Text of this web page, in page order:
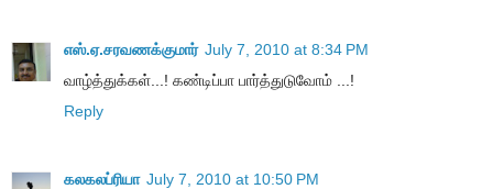
எஸ்.ஏ.சரவணக்குமார் July 7, 2010 at 8:34 PM
வாழ்த்துக்கள்...! கண்டிப்பா பார்த்துடுவோம் ...!
Reply
கலகலப்ரியா July 7, 2010 at 10:50 PM